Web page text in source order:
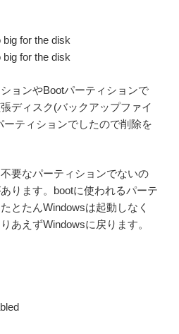
big for the disk
big for the disk
ョンやBootパーティションで
ディスク(バックアップファイ
ーティションでしたので削除を
要なパーティションでないの
ります。bootに使われるパーテ
とたんWindowsは起動しなく
あえずWindowsに戻ります。